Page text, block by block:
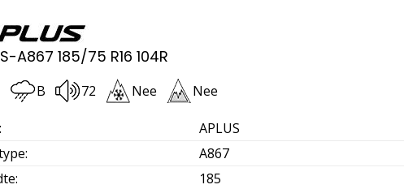
A867 185/75 R16 104R
B 72 Nee Nee
:
APLUS
:
A867
:
185